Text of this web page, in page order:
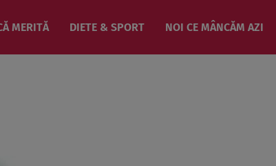
MERITĂ DIETE & SPORT NOI CE MÂNCĂM AZI